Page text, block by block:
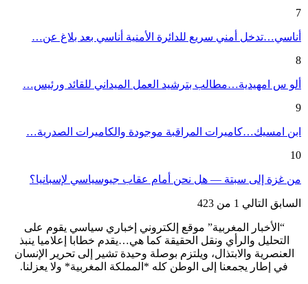
7
أناسي…تدخل أمني سريع للدائرة الأمنية أناسي بعد بلاغ عن…
8
ألو س امهيدية…مطالب بترشيد العمل الميداني للقائد ورئيس…
9
ابن امسيك…كاميرات المراقبة موجودة والكاميرات الصدرية…
10
من غزة إلى سبتة — هل نحن أمام عقاب جيوسياسي لإسبانيا؟
السابق التالي 1 من 423
“الأخبار المغربية” موقع إلكتروني إخباري سياسي يقوم على
التحليل والرأي ونقل الحقيقة كما هي…يقدم خطابا إعلاميا ينبذ
العنصرية والابتذال، ويلتزم بوصلة وحيدة تشير إلى تحرير الإنسان
في إطار يجمعنا إلى الوطن كله *المملكة المغربية* ولا يعزلنا.